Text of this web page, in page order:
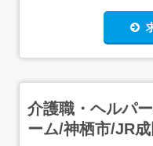
介護職・ヘルパ
ーム/神栖市/JR